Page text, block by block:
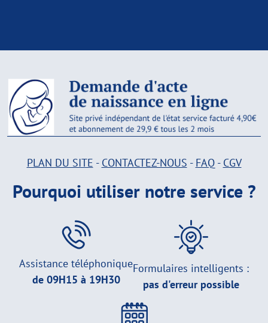
PLAN DU SITE - CONTACTEZ-NOUS - FAQ- CGV
Pourquoi utiliser notre service ?
Assistance téléphonique
de 09H15 à 19H30
Formulaires intelligents :
pas d'erreur possible